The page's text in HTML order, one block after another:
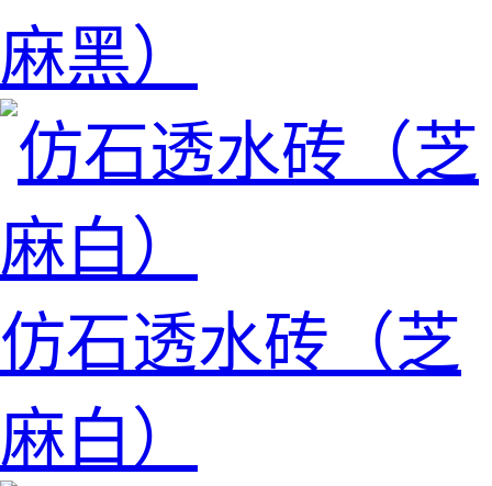
麻黑）
仿石透水砖（芝
麻白）